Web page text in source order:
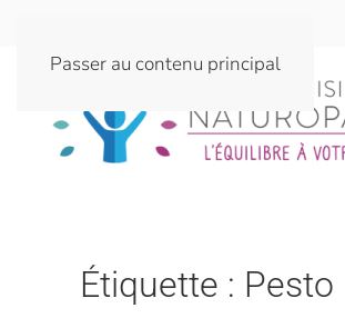
Passer au contenu principal
Étiquette : Pesto